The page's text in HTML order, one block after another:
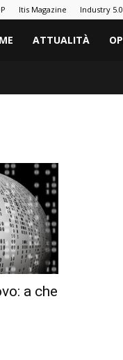
Itis Magazine Industry 5.0
ATTUALITÀ
a che